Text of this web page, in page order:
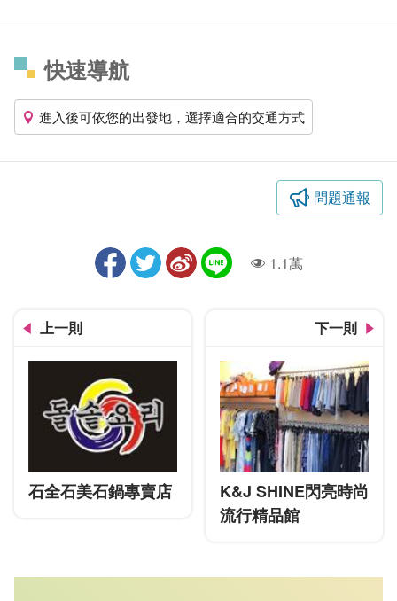
快速導航
進入後可依您的出發地，選擇適合的交通方式
問題通報
人氣1.1萬
上一則
石全石美石鍋專賣店
下一則
K&J SHINE閃亮時尚
流行精品館